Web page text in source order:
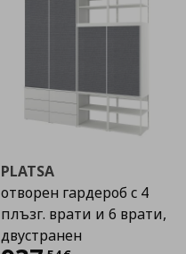
PLATSA
отворен гардероб с 4
плъзг. врати и 6 врати,
двустранен